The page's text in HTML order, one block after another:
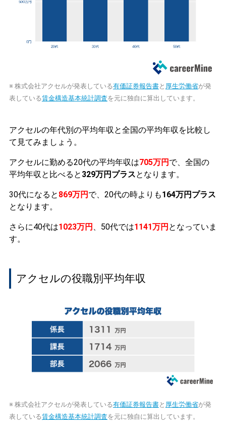
※ 株式会社アクセルが発表している有価証券報告書と 厚生労働省が発
表している賃金構造基本統計調査を元に独自に算出しています。
アクセルの年代別の平均年収と全国の平均年収を比較し
て見てみましょう。
アクセルに勤める20代の平均年収は705万円 で、全国の
平均年収と比べると 329万円プラスとなります。
30代になると 869万円 で、20代の時よりも164万円プラス
となります。
さらに40代は1023万円 、50代では1141万円 となっていま
す。
アクセルの役職別平均年収
※ 株式会社アクセルが発表している有価証券報告書と 厚生労働省が発
表している賃金構造基本統計調査を元に独自に算出しています。